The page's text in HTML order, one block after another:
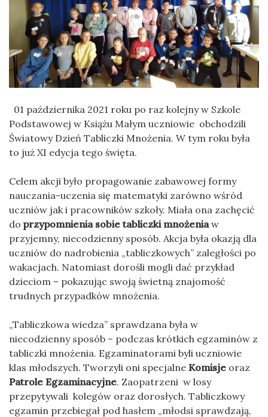
01 października 2021 roku po raz kolejny w Szkole
Podstawowej w Książu Małym uczniowie obchodzili
Światowy Dzień Tabliczki Mnożenia. W tym roku była
to już XI edycja tego święta.
Celem akcji było propagowanie zabawowej formy
nauczania-uczenia się matematyki zarówno wśród
uczniów jak i pracowników szkoły. Miała ona zachęcić
do przypomnienia sobie tabliczki mnożeniaw
przyjemny, niecodzienny sposób. Akcja była okazją dla
uczniów do nadrobienia „tabliczkowych” zaległości po
wakacjach. Natomiast dorośli mogli dać przykład
dzieciom – pokazując swoją świetną znajomość
trudnych przypadków mnożenia.
„Tabliczkowa wiedza” sprawdzana była w
niecodzienny sposób – podczas krótkich egzaminów z
tabliczki mnożenia. Egzaminatorami byli uczniowie
klas młodszych. Tworzyli oni specjalne Komisje oraz
Patrole Egzaminacyjne. Zaopatrzeni w losy
przepytywali kolegów oraz dorosłych. Tabliczkowy
egzamin przebiegał pod hasłem „młodsi sprawdzają,